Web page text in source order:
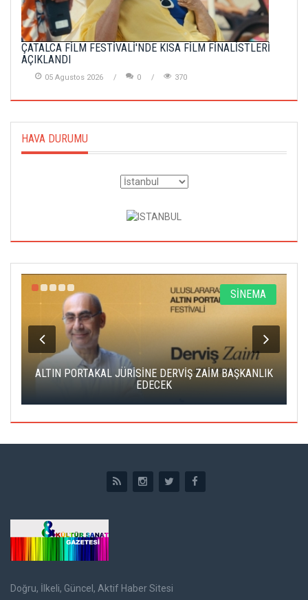
ÇATALCA FİLM FESTİVALİ'NDE KISA FİLM FİNALİSTLERİ
AÇIKLANDI
05 Agustos 2026 0 370
HAVA DURUMU
SİNEMA
ALTIN PORTAKAL JÜRİSİNE DERVİŞ ZAİM BAŞKANLIK
EDECEK
Doğru, İlkeli, Güncel, Aktif Haber Sitesi